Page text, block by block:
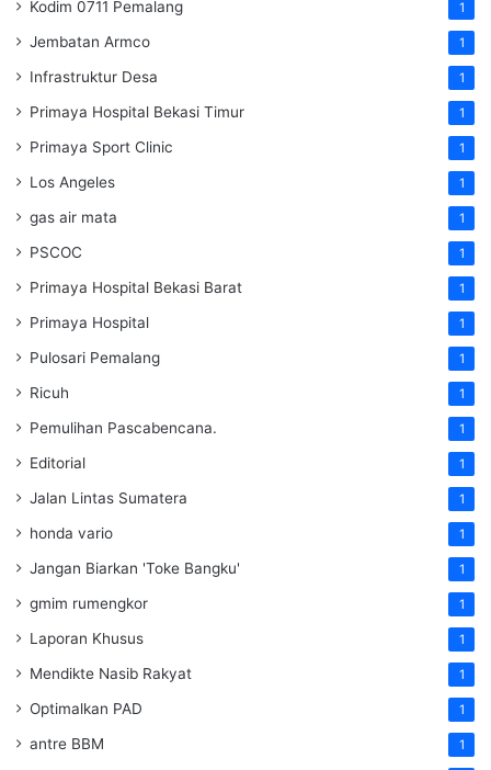
Kodim 0711 Pemalang 1
Jembatan Armco 1
Infrastruktur Desa 1
Primaya Hospital Bekasi Timur 1
Primaya Sport Clinic 1
Los Angeles 1
gas air mata 1
PSCOC 1
Primaya Hospital Bekasi Barat 1
Primaya Hospital 1
Pulosari Pemalang 1
Ricuh 1
Pemulihan Pascabencana. 1
Editorial 1
Jalan Lintas Sumatera 1
honda vario 1
Jangan Biarkan 'Toke Bangku' 1
gmim rumengkor 1
Laporan Khusus 1
Mendikte Nasib Rakyat 1
Optimalkan PAD 1
antre BBM 1